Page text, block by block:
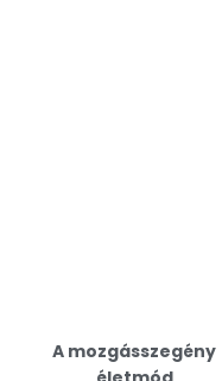
A mozgásszegény